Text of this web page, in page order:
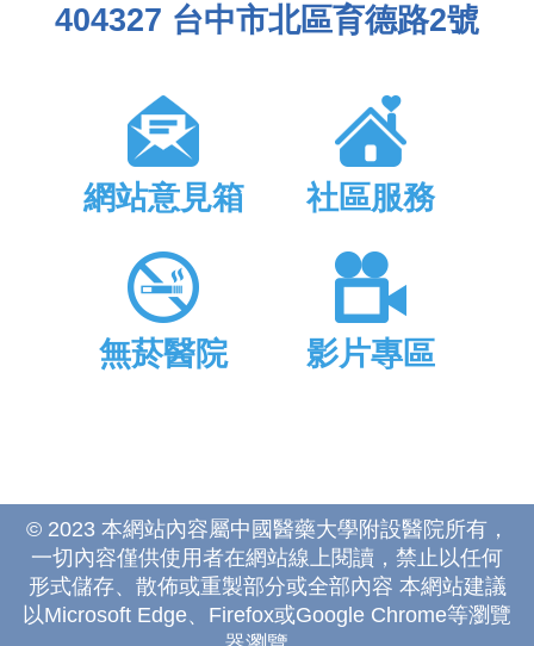
404327 台中市北區育德路2號
網站意見箱 社區服務
無菸醫院 影片專區
© 2023 本網站內容屬中國醫藥大學附設醫院所有，
一切內容僅供使用者在網站線上閱讀，禁止以任何
形式儲存、散佈或重製部分或全部內容 本網站建議
以Microsoft Edge、Firefox或Google Chrome等瀏覽